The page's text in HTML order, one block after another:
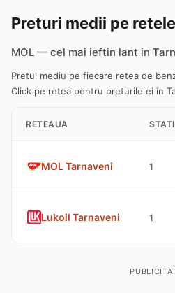
Preturi medii pe
MOL — cel mai ieftin lant in
Pretul mediu pe fiecare retea de
Click pe retea pentru preturile ei in
RETEAUA
MOL Tarnaveni 1
Lukoil Tarnaveni 1